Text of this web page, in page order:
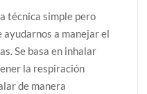
técnica simple pero
a manejar el
Se basa en inhalar
la respiración
de manera